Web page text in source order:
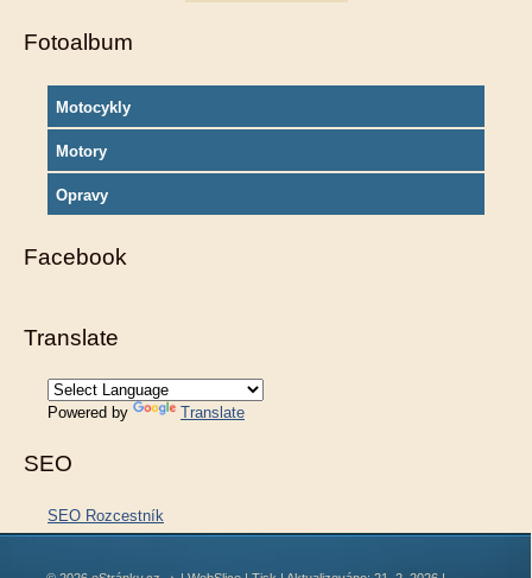
Fotoalbum
Motocykly
Motory
Opravy
Facebook
Translate
Powered by Translate
SEO
SEO Rozcestník